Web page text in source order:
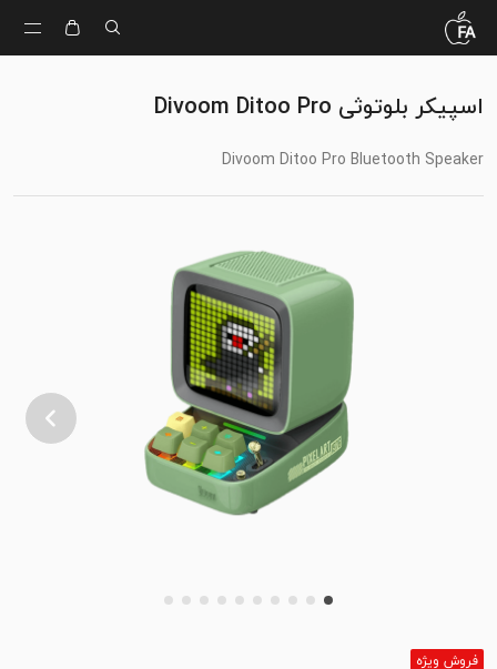
اسپیکر بلوتوثی Divoom Ditoo Pro
Divoom Ditoo Pro Bluetooth Speaker
فروش ویژه